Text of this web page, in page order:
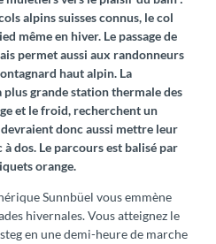
alpins suisses connus, le col
même en hiver. Le passage de
permet aussi aux randonneurs
haut alpin. La
grande station thermale des
et le froid, recherchent un
donc aussi mettre leur
dos. Le parcours est balisé par
orange.
Sunnbüel vous emmène
hivernales. Vous atteignez le
en une demi-heure de marche